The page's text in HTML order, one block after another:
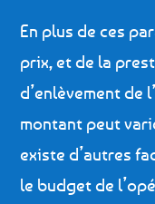
En plus de ces
prix, et de la
d’enlèvement de
montant peut
existe d’autres
le budget de